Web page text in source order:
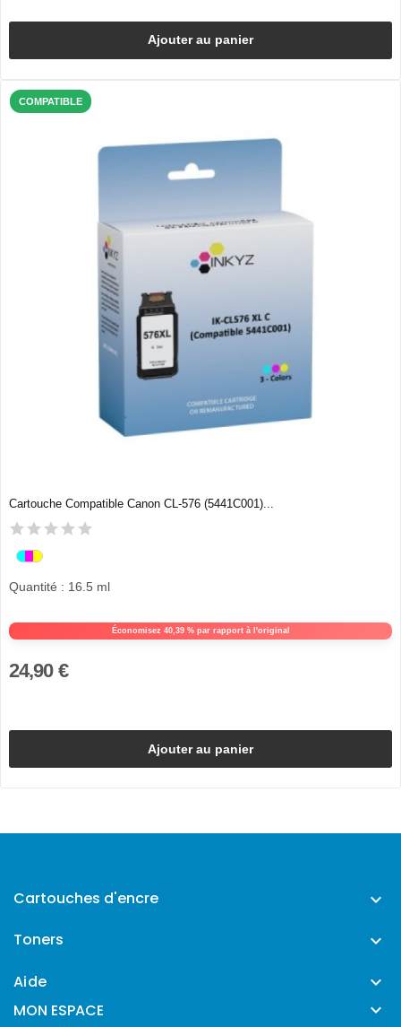
Ajouter au panier
COMPATIBLE
Cartouche Compatible Canon CL-576 (5441C001)...
Économisez 40,39 % par rapport à l'original
Quantité : 16.5 ml
24,90 €
Ajouter au panier
Cartouches d'encre 
Toners 
Aide 
MON ESPACE 